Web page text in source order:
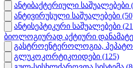
ანტიბაქტერიული საშუალებები
ანტივირუსული საშუალებები
ანტისეპტიკური საშუალებები
ბიოლოგიურად აქტიური
გასტროენტეროლოგია,
გლუკოკორტიკოიდები (125)